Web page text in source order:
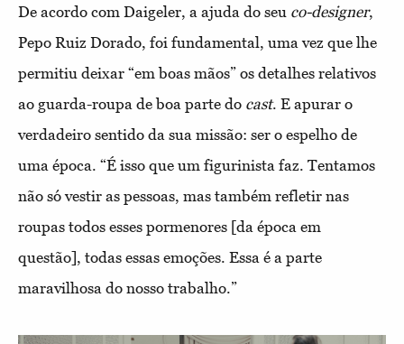
De acordo com Daigeler, a ajuda do seu co-designer,
Pepo Ruiz Dorado, foi fundamental, uma vez que lhe
permitiu deixar “em boas mãos” os detalhes relativos
ao guarda-roupa de boa parte do cast. E apurar o
verdadeiro sentido da sua missão: ser o espelho de
uma época. “É isso que um figurinista faz. Tentamos
não só vestir as pessoas, mas também refletir nas
roupas todos esses pormenores [da época em
questão], todas essas emoções. Essa é a parte
maravilhosa do nosso trabalho.”